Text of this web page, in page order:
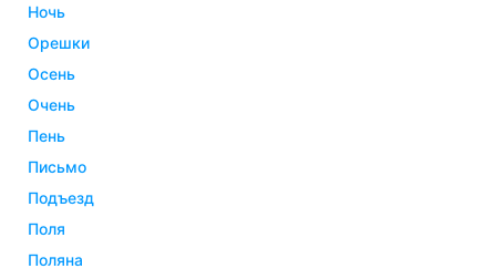
ночь
орешки
осень
очень
пень
письмо
подъезд
поля
поляна